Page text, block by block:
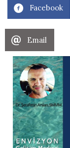
Facebook
Email